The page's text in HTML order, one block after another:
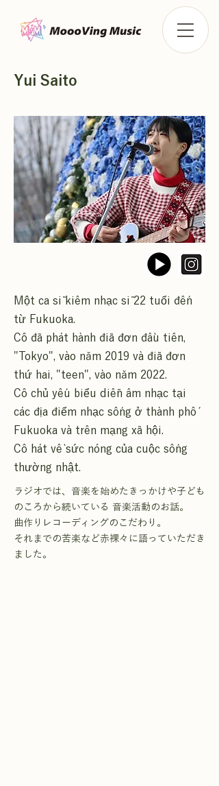
Một ca sĩ kiêm nhạc sĩ 22 tuổi đến
từ Fukuoka.
Cô đã phát hành đĩa đơn đầu tiên,
"Tokyo", vào năm 2019 và đĩa đơn
thứ hai, "teen", vào năm 2022.
Cô chủ yếu biểu diễn âm nhạc tại
các địa điểm nhạc sống ở thành phố
Fukuoka và trên mạng xã hội.
Cô hát về sức nóng của cuộc sống
thường nhật.
ラジオでは、音楽を始めたきっかけや子ども
のころから続いている 音楽活動のお話。
曲作りレコーディングのこだわり。
それまでの苦楽など赤裸々に語っていただき
ました。
Yui Saito